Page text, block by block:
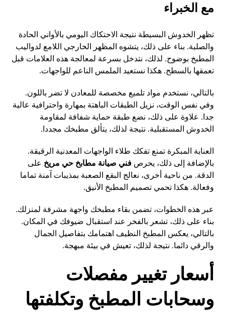
مع الخبراء
تظهر الخدوش البسيطة نتيجة الاحتكاك اليومي بالأواني الحادة
والصلبة. بناء على ذلك، يتشوه المظهر الخارجي اللامع لدواليب
المطبخ بوضوح. لذلك، نتدخل بسرعة لمعالجة هذه العلامات قبل
تعمقها بالسطح. هكذا نستعيد الملمس الناعم للواجهات.
بالتالي، نستخدم مواد تلميع مخصصة للمعادن لا تضر باللون.
وفي نفس الوقت، نزيل الطبقات الباهتة بمهارة واحترافية عالية
جدا. علاوة على ذلك، نضع طبقة حماية شفافة لمقاومة
الخدوش المستقبلية. نتيجة لذلك، يتألق مطبخك مجددا.
العناية المبكرة تمنع تفكك طلاء الواجهات المعدنية الرقيقة.
بالإضافة إلى ذلك، يحرصفني صيانة مطابخ حي مريخ على
الدقة. من ناحية أخرى، نعالج البقع الصعبة بمذيبات آمنة تماما
وفعالة. هكذا تحمي تصميم المطبخ الأنيق.
عبر هذه الخطوات، تضمن بقاء مطبخك واجهة مشرفة لمنزلك.
بناء على ذلك، تشعر بالفخر عند استقبال ضيوفك في المكان.
بالتالي، يعكس المطبخ النظيف اهتمامك بتفاصيل الجمال
والرقي دائما. نتيجة لذلك، تعيش في بيئة مبهجة.
أسعار تغيير مفصلات
وسحابات المطبخ وتكلفتها